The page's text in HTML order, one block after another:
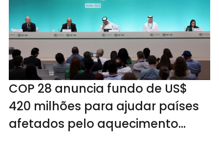
COP 28 anuncia fundo de US$
420 milhões para ajudar países
afetados pelo aquecimento